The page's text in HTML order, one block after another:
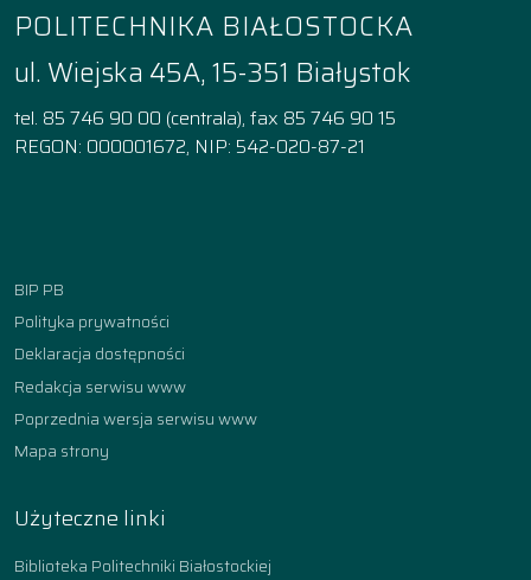
POLITECHNIKA BIAŁOSTOCKA
ul. Wiejska 45A, 15-351 Białystok
tel. 85 746 90 00 (centrala), fax 85 746 90 15
REGON: 000001672, NIP: 542-020-87-21
BIP PB
Polityka prywatności
Deklaracja dostępności
Redakcja serwisu www
Poprzednia wersja serwisu www
Mapa strony
Użyteczne linki
Biblioteka Politechniki Białostockiej